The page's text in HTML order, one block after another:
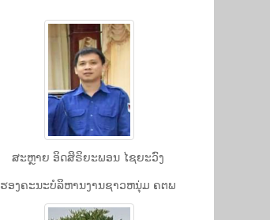
ສະຫຼາຍ ອິດສິຣິຍະພອນ ໄຊຍະວົງ
ຮອງຄະນະບໍລິຫານງານຊາວຫນຸ່ມ ຄຕພ